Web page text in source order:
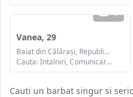
1
Vanea, 29
Baiat din Călăraşi, Republica Moldova
Cauta: Intalniri, Comunicare / chat
Cauti un barbat singur si